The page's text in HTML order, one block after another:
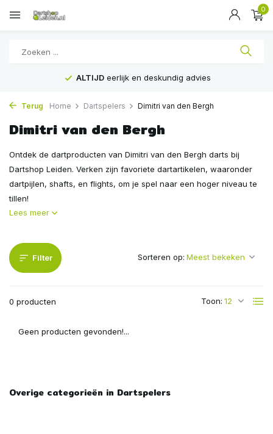
0
ALTIJD eerlijk en deskundig advies
Terug Home Dartspelers Dimitri van den Bergh
Dimitri van den Bergh
Ontdek de dartproducten van Dimitri van den Bergh darts bij
Dartshop Leiden. Verken zijn favoriete dartartikelen, waaronder
dartpijlen, shafts, en flights, om je spel naar een hoger niveau te
tillen!
Lees meer
Filter
0 producten Toon:
Sorteren op:
Geen producten gevonden!...
Overige categorieën in Dartspelers